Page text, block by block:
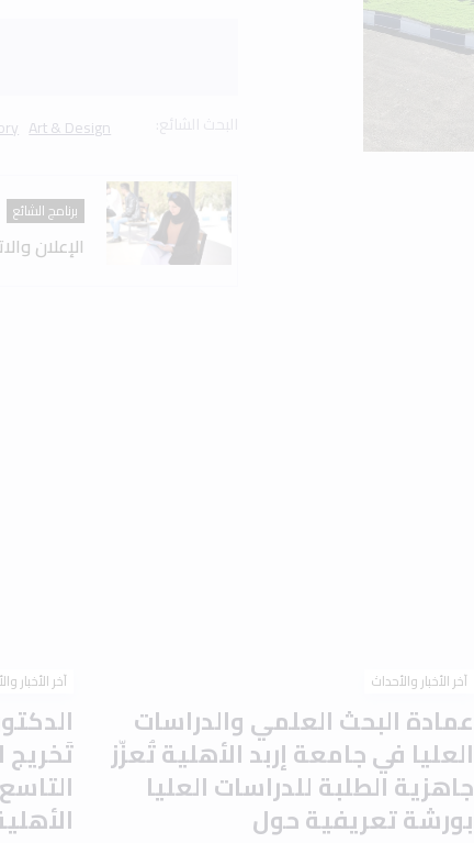
Art & Design
برنامج الشائع
الإعلان
آخر الأخبار والأحداث
عمادة البحث العلمي والدراسات
العليا في جامعة إربد الأهلية تُعزّز
جاهزية الطلبة للدراسات العليا
بورشة تعريفية حول
آخر الأخبار
تَخريج